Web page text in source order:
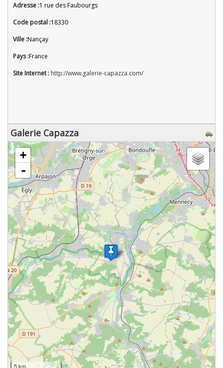
Adresse :1 rue des Faubourgs
Code postal :18330
Ville :Nançay
Pays :France
Site Internet : http://www.galerie-capazza.com/
Galerie Capazza
chargement de la carte - veuillez patienter...
+
-
5 km